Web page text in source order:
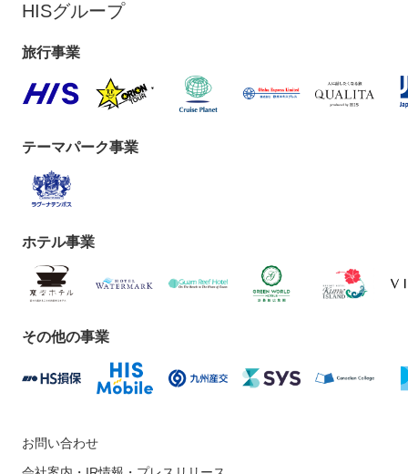
HISグループ
旅行事業
テーマパーク事業
ホテル事業
その他の事業
お問い合わせ